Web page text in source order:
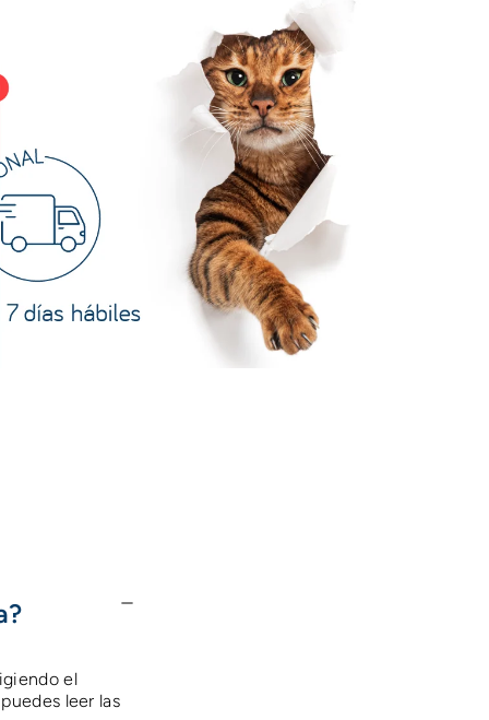
el
leer las